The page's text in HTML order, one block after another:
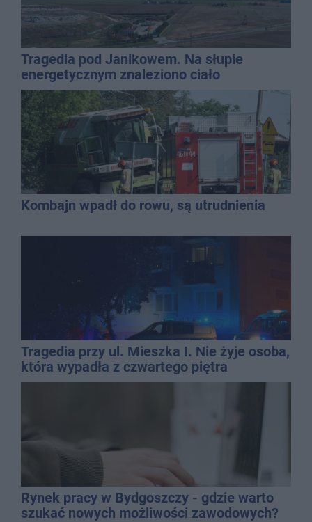
Tragedia pod Janikowem. Na słupie
energetycznym znaleziono ciało
mężczyzny
Kombajn wpadł do rowu, są utrudnienia
Tragedia przy ul. Mieszka I. Nie żyje osoba,
która wypadła z czwartego piętra
Rynek pracy w Bydgoszczy - gdzie warto
szukać nowych możliwości zawodowych?